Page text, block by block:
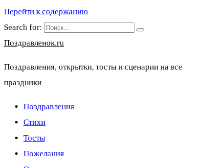
Перейти к содержанию
Search for:
Поздравленок.ru
Поздравления, открытки, тосты и сценарии на все
праздники
Поздравления
Стихи
Тосты
Пожелания